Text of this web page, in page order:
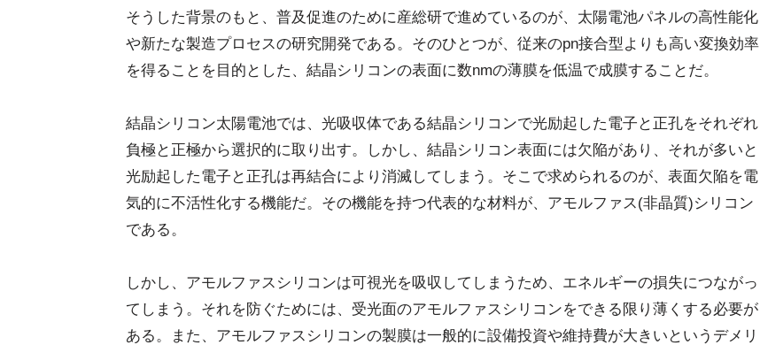
そうした背景のもと、普及促進のために産総研で進めているのが、太陽電池パネルの高性能化
や新たな製造プロセスの研究開発である。そのひとつが、従来のpn接合型よりも高い変換効率
を得ることを目的とした、結晶シリコンの表面に数nmの薄膜を低温で成膜することだ。
結晶シリコン太陽電池では、光吸収体である結晶シリコンで光励起した電子と正孔をそれぞれ
負極と正極から選択的に取り出す。しかし、結晶シリコン表面には欠陥があり、それが多いと
光励起した電子と正孔は再結合により消滅してしまう。そこで求められるのが、表面欠陥を電
気的に不活性化する機能だ。その機能を持つ代表的な材料が、アモルファス(非晶質)シリコン
である。
しかし、アモルファスシリコンは可視光を吸収してしまうため、エネルギーの損失につながっ
てしまう。それを防ぐためには、受光面のアモルファスシリコンをできる限り薄くする必要が
ある。また、アモルファスシリコンの製膜は一般的に設備投資や維持費が大きいというデメリ